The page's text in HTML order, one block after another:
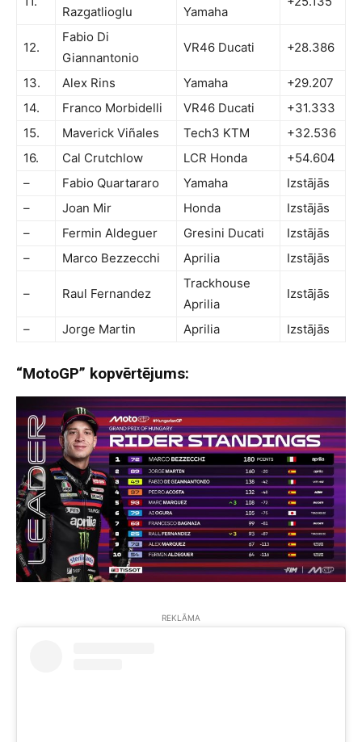
Razgatlioglu Yamaha
12.
Fabio Di
Giannantonio
VR46 Ducati +28.386
13. Alex Rins Yamaha
+29.207
14.
Franco Morbidelli VR46 Ducati
+31.333
15.
Maverick Viñales Tech3 KTM
+32.536
16.
Cal Crutchlow LCR Honda
+54.604
–
Fabio Quartararo Yamaha
Izstājās
–
Joan Mir Honda
Izstājās
–
Fermin Aldeguer Gresini Ducati
Izstājās
–
Marco Bezzecchi Aprilia Izstājās
– Raul Fernandez
Trackhouse
Aprilia
Izstājās
– Jorge Martin Aprilia Izstājās
“MotoGP” kopvērtējums:
REKLĀMA